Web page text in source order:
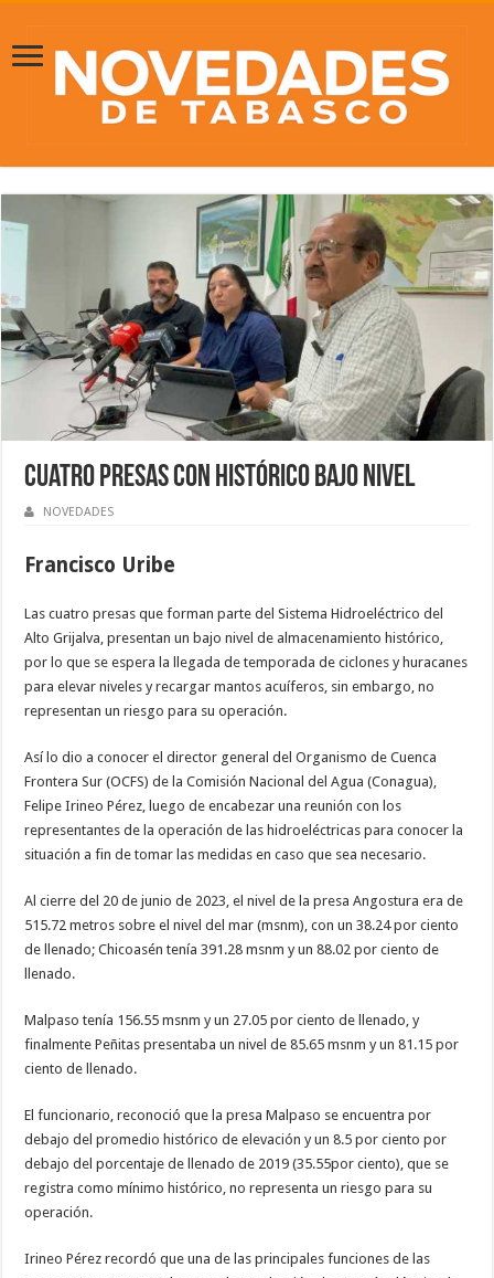
Cuatro presas con histórico bajo nivel
NOVEDADES
Francisco Uribe
Las cuatro presas que forman parte del Sistema Hidroeléctrico del
Alto Grijalva, presentan un bajo nivel de almacenamiento histórico,
por lo que se espera la llegada de temporada de ciclones y huracanes
para elevar niveles y recargar mantos acuíferos, sin embargo, no
representan un riesgo para su operación.
Así lo dio a conocer el director general del Organismo de Cuenca
Frontera Sur (OCFS) de la Comisión Nacional del Agua (Conagua),
Felipe Irineo Pérez, luego de encabezar una reunión con los
representantes de la operación de las hidroeléctricas para conocer la
situación a fin de tomar las medidas en caso que sea necesario.
Al cierre del 20 de junio de 2023, el nivel de la presa Angostura era de
515.72 metros sobre el nivel del mar (msnm), con un 38.24 por ciento
de llenado; Chicoasén tenía 391.28 msnm y un 88.02 por ciento de
llenado.
Malpaso tenía 156.55 msnm y un 27.05 por ciento de llenado, y
finalmente Peñitas presentaba un nivel de 85.65 msnm y un 81.15 por
ciento de llenado.
El funcionario, reconoció que la presa Malpaso se encuentra por
debajo del promedio histórico de elevación y un 8.5 por ciento por
debajo del porcentaje de llenado de 2019 (35.55por ciento), que se
registra como mínimo histórico, no representa un riesgo para su
operación.
Irineo Pérez recordó que una de las principales funciones de las